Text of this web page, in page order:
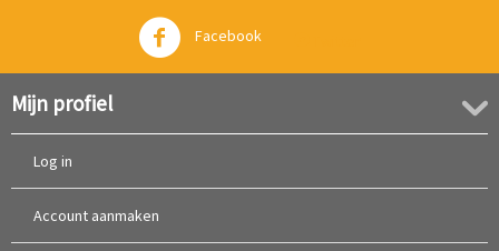
Facebook
Mijn profiel
Log in
Account aanmaken